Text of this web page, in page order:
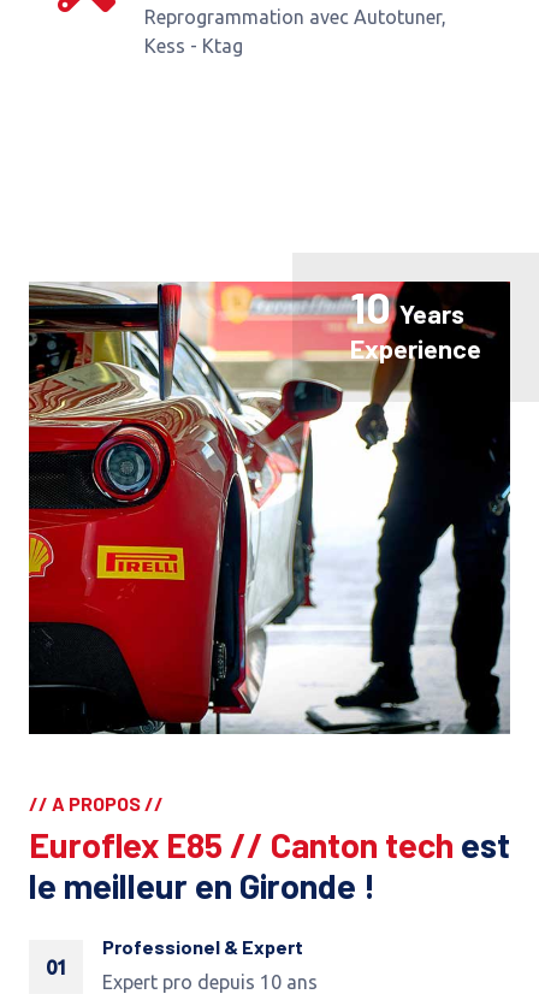
Reprogrammation avec Autotuner,
Kess - Ktag
10Years
Experience
// A PROPOS //
Euroflex E85 // Canton tech est
le meilleur en Gironde !
01
Professionel & Expert
Expert pro depuis 10 ans